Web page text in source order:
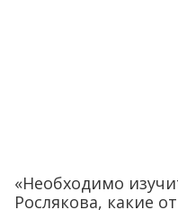
«Необходимо
Рослякова, какие